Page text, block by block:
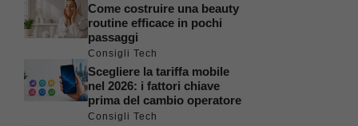
Come costruire una beauty
routine efficace in pochi
passaggi
Consigli Tech
Scegliere la tariffa mobile
nel 2026: i fattori chiave
prima del cambio operatore
Consigli Tech